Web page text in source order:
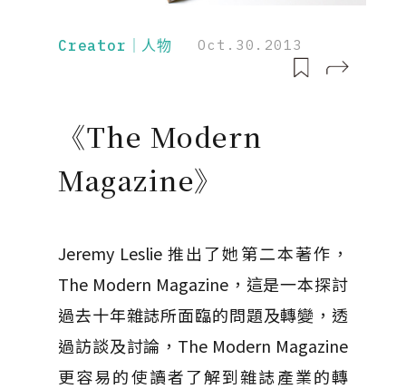
Creator｜人物 Oct.30.2013
《The Modern
Magazine》
Jeremy Leslie 推出了她第二本著作，
The Modern Magazine，這是一本探討
過去十年雜誌所面臨的問題及轉變，透
過訪談及討論，The Modern Magazine
更容易的使讀者了解到雜誌產業的轉